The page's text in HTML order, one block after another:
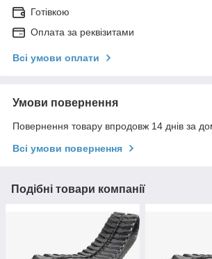
Готівкою
Оплата за реквізитами
Всі умови оплати
Умови повернення
Повернення товару впродовж 14 днів за
Всі умови повернення
Подібні товари компанії